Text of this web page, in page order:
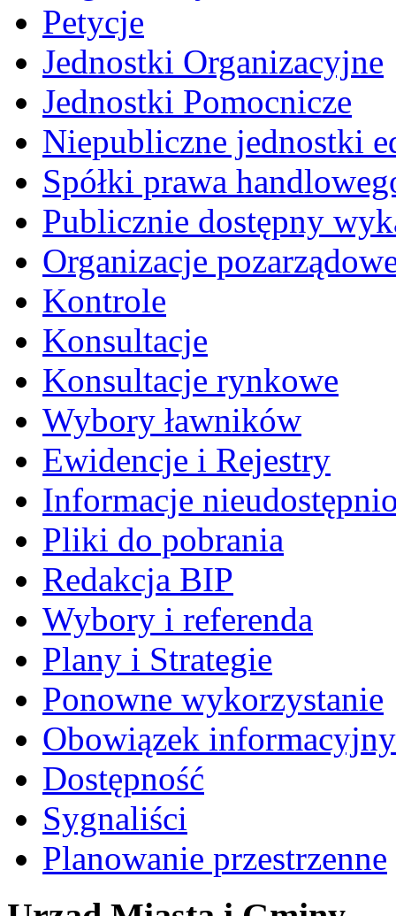
Petycje
Jednostki Organizacyjne
Jednostki Pomocnicze
Niepubliczne jednostki
Spółki prawa
Publicznie dostępny
Organizacje
Kontrole
Konsultacje
Konsultacje rynkowe
Wybory ławników
Ewidencje i Rejestry
Informacje
Pliki do pobrania
Redakcja BIP
Wybory i referenda
Plany i Strategie
Ponowne wykorzystanie
Obowiązek informacyjny
Dostępność
Sygnaliści
Planowanie przestrzenne